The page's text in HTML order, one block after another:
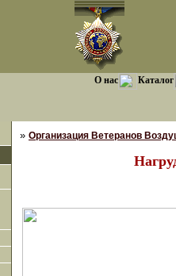
О нас Каталог
» Организация Ветеранов